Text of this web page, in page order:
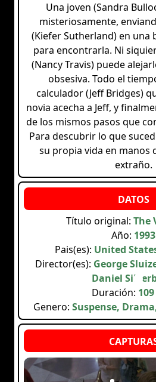
Una joven (Sandra
misteriosamente,
(Kiefer Sutherland) en una
para encontrarla. Ni
(Nancy Travis) puede
obsesiva. Todo el
calculador (Jeff Bridges)
novia acecha a Jeff, y
de los mismos pasos que
Para descubrir lo que
su propia vida en manos
extraño.
Título original: The
Año: 1993
Pais(es): United
Director(es): George
Daniel
Duración:
Genero: Suspense,